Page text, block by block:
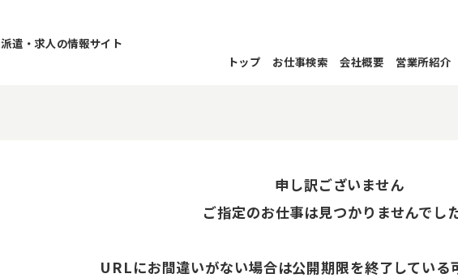
派遣・求人の情報サイト
トップ お仕事検索 会社概要 営業所紹介
申し訳ございません
ご指定のお仕事は見つかりませんでした
URLにお間違いがない場合は公開期限を終了している